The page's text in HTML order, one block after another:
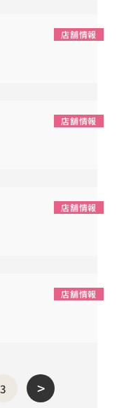
店舗情報
店舗情報
店舗情報
店舗情報
3 >